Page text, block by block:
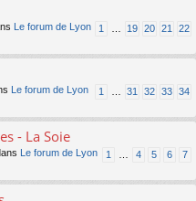
1 19 20 21 22
Le forum de Lyon
1 31 32 33 34
Le forum de Lyon
- La Soie
1 4 5 6 7
Le forum de Lyon